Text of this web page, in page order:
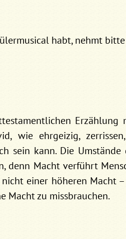
habt, nehmt
Erzählung
wie ehrgeizig,
sein kann. Die Umstände
denn Macht verführt
nicht einer höheren Macht
Macht zu missbrauchen.